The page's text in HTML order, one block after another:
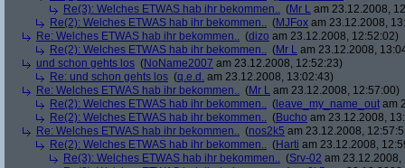
Re(3): Welches ETWAS hab ihr bekommen.. (Mr L am 23.12.2008,
Re(2): Welches ETWAS hab ihr bekommen.. (MJFox am 23.12.2008,
Re: Welches ETWAS hab ihr bekommen.. (dizo am 23.12.2008, 12:52:02)
Re(2): Welches ETWAS hab ihr bekommen.. (Mr L am 23.12.2008,
und schon gehts los (NoName2007 am 23.12.2008, 12:52:23)
Re: und schon gehts los (q.e.d. am 23.12.2008, 13:02:43)
Re: Welches ETWAS hab ihr bekommen.. (Mr L am 23.12.2008, 12:57:00)
Re(2): Welches ETWAS hab ihr bekommen.. ( leave_my_name_out am
Re(2): Welches ETWAS hab ihr bekommen.. (Bucho am 23.12.2008,
Re: Welches ETWAS hab ihr bekommen.. (nos2k5 am 23.12.2008,
Re(2): Welches ETWAS hab ihr bekommen.. (Harti am 23.12.2008,
Re(3): Welches ETWAS hab ihr bekommen.. (Srv-02 am 23.12.2008,